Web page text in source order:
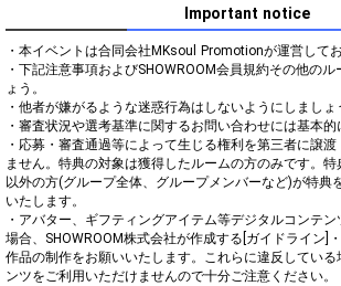
Important notice
・本イベントは合同会社MKsoul Promotionが運営してお
・下記注意事項およびSHOWROOM会員規約その他の
ょう。
・他者が嫌がるような迷惑行為はしないようにしましょ
・審査状況や選考基準に関するお問い合わせには基本的
・応募・審査通過等によって生じる権利を第三者に譲
ません。特典の対象は獲得したルームの方のみです。
以外の方(グループ全体、グループメンバーなど)が特典
いたします。
・アバター、ギフティングアイテム等デジタルコンテ
場合、SHOWROOM株式会社が作成する[ガイドライン]
作品の制作をお願いいたします。これらに違反してい
ンツをご利用いただけませんので十分ご注意ください。